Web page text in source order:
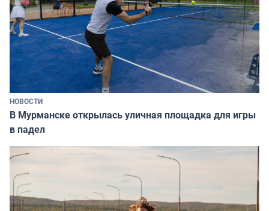
НОВОСТИ
В Мурманске открылась уличная площадка для игры
в падел